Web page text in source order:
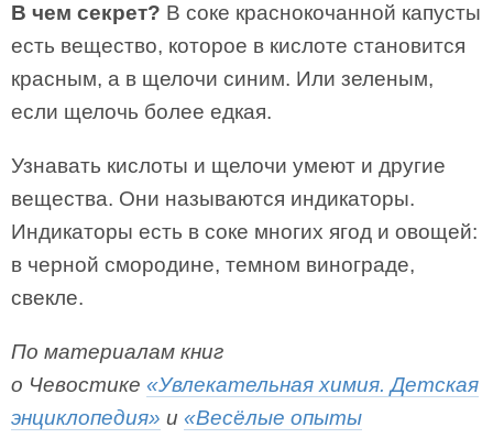
В чем секрет? В соке краснокочанной капусты
есть вещество, которое в кислоте становится
красным, а в щелочи синим. Или зеленым,
если щелочь более едкая.
Узнавать кислоты и щелочи умеют и другие
вещества. Они называются индикаторы.
Индикаторы есть в соке многих ягод и овощей:
в черной смородине, темном винограде,
свекле.
По материалам книг
о Чевостике «Увлекательная химия. Детская
энциклопедия» и «Весёлые опыты